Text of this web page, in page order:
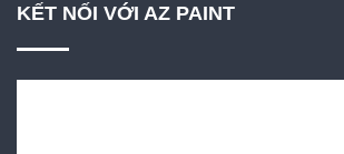
KẾT NỐI VỚI AZ PAINT